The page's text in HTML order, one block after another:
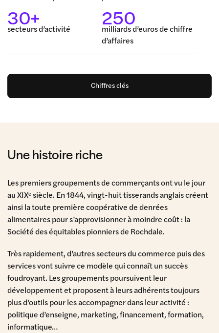
30+
secteurs d’activité 250
milliards d’euros de chiffre
d’affaires
Chiffres clés
Une histoire riche
Les premiers groupements de commerçants ont vu le jour
au XIXᵉsiècle. En 1844, vingt-huit tisserands anglais créent
ainsi la toute première coopérative de denrées
alimentaires pour s’approvisionner à moindre coût : la
Société des équitables pionniers de Rochdale.
Très rapidement, d’autres secteurs du commerce puis des
services vont suivre ce modèle qui connaît un succès
foudroyant. Les groupements poursuivent leur
développement et proposent à leurs adhérents toujours
plus d’outils pour les accompagner dans leur activité :
politique d’enseigne, marketing, financement, formation,
informatique…